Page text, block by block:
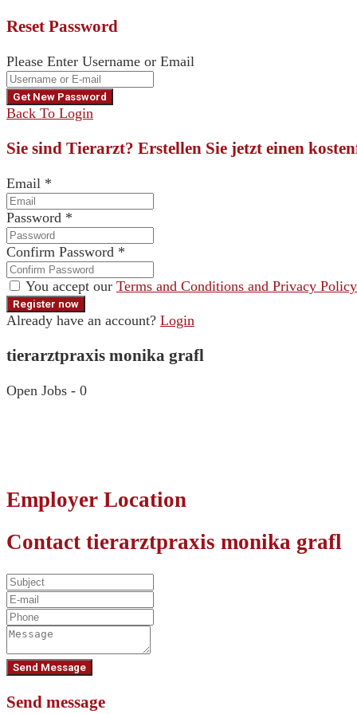
Reset Password
Please Enter Username or Email
Back To Login
Sie sind Tierarzt? Erstellen Sie jetzt einen
Email *
Password *
Confirm Password *
You accept our Terms and Conditions and Privacy Policy
Already have an account? Login
tierarztpraxis monika grafl
Open Jobs - 0
Employer Location
Contact tierarztpraxis monika grafl
Send Message
Send message